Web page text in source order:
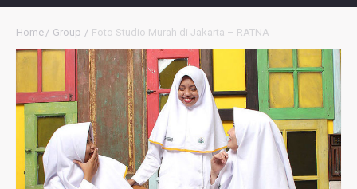
Home / Group / Foto Studio Murah di Jakarta – RATNA